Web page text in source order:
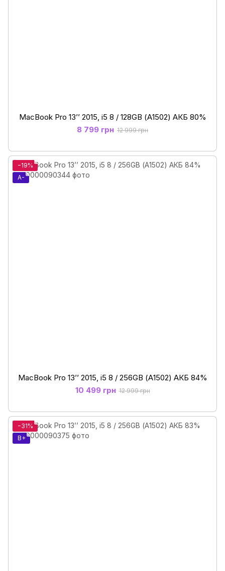
MacBook Pro 13’’ 2015, i5 8 / 128GB (А1502) АКБ 80%
8 799 грн 12 999 грн
−19%
A-
MacBook Pro 13’’ 2015, i5 8 / 256GB (А1502) АКБ 84%
10 499 грн 12 999 грн
−31%
B+